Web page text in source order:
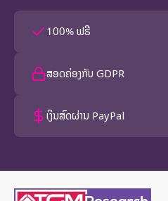
100% ຟຣີ
ສອດຄ່ອງກັບ GDPR
ເງິນສົດຜ່ານ PayPal